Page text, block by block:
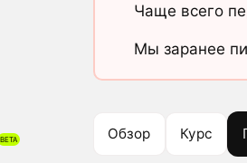
Чаще всего
Мы заранее
Обзор Курс